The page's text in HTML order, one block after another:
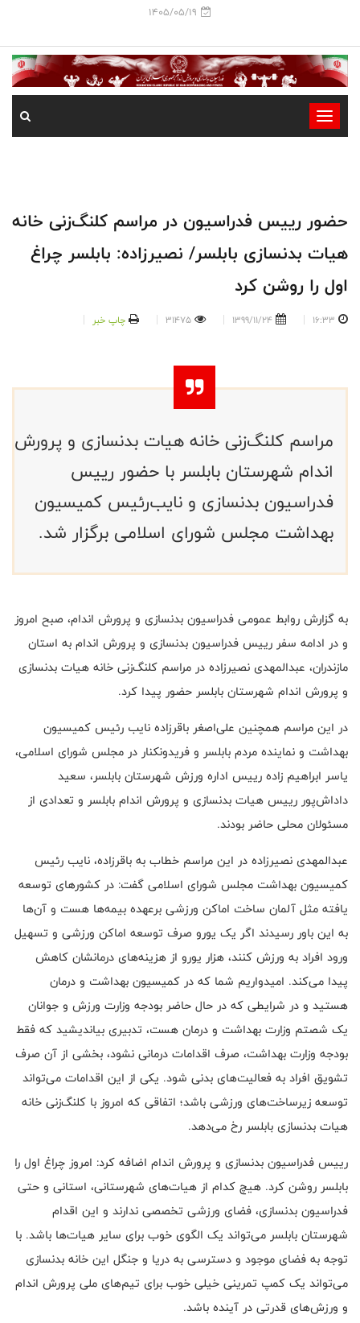
1405/05/19
-
-
-
حضور رییس فدراسیون در مراسم کلنگ‌زنی خانه
هیات بدنسازی بابلسر/ نصیرزاده: بابلسر چراغ
اول را روشن کرد
16:33
1399/11/24
31475 چاپ خبر
مراسم کلنگ‌زنی خانه هیات بدنسازی و پرورش
اندام شهرستان بابلسر با حضور رییس
فدراسیون بدنسازی و نایب‌رئیس کمیسیون
بهداشت مجلس شورای اسلامی برگزار شد.
به گزارش روابط عمومی فدراسیون بدنسازی و پرورش اندام، صبح امروز
و در ادامه سفر رییس فدراسیون بدنسازی و پرورش اندام به استان
مازندران، عبدالمهدی نصیرزاده در مراسم کلنگ‌زنی خانه هیات بدنسازی
و پرورش اندام شهرستان بابلسر حضور پیدا کرد.
در این مراسم همچنین علی‌اصغر باقرزاده نایب رئیس کمیسیون
بهداشت و نماینده مردم بابلسر و فریدونکنار در مجلس شورای اسلامی،
یاسر ابراهیم زاده رییس اداره ورزش شهرستان بابلسر، سعید
داداش‌پور رییس هیات بدنسازی و پرورش اندام بابلسر و تعدادی از
مسئولان محلی حاضر بودند.
عبدالمهدی نصیرزاده در این مراسم خطاب به باقرزاده، نایب رئیس
کمیسیون بهداشت مجلس شورای اسلامی گفت: در کشورهای توسعه
یافته مثل آلمان ساخت اماکن ورزشی برعهده بیمه‌ها هست و آن‌ها
به این باور رسیدند اگر یک یورو صرف توسعه اماکن ورزشی و تسهیل
ورود افراد به ورزش کنند، هزار یورو از هزینه‌های درمانشان کاهش
پیدا می‌کند. امیدواریم شما که در کمیسیون بهداشت و درمان
هستید و در شرایطی که در حال حاضر بودجه وزارت ورزش و جوانان
یک شصتم وزارت بهداشت و درمان هست، تدبیری بیاندیشید که فقط
بودجه وزارت بهداشت، صرف اقدامات درمانی نشود، بخشی از آن صرف
تشویق افراد به فعالیت‌های بدنی شود. یکی از این اقدامات می‌تواند
توسعه زیرساخت‌های ورزشی باشد؛ اتفاقی که امروز با کلنگ‌زنی خانه
هیات بدنسازی بابلسر رخ می‌دهد.
رییس فدراسیون بدنسازی و پرورش اندام اضافه کرد: امروز چراغ اول را
بابلسر روشن کرد. هیچ کدام از هیات‌های شهرستانی، استانی و حتی
فدراسیون بدنسازی، فضای ورزشی تخصصی ندارند و این اقدام
شهرستان بابلسر می‌تواند یک الگوی خوب برای سایر هیات‌ها باشد. با
توجه به فضای موجود و دسترسی به دریا و جنگل این خانه بدنسازی
می‌تواند یک کمپ تمرینی خیلی خوب برای تیم‌های ملی پرورش اندام
و ورزش‌های قدرتی در آینده باشد.